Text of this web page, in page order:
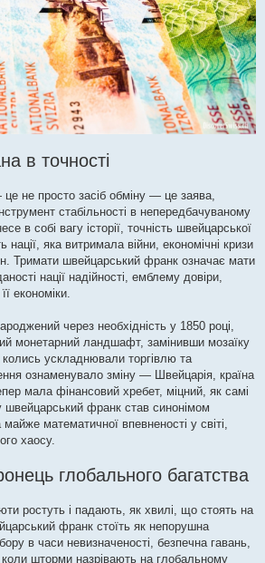
в точності
не просто засіб обміну — це заява,
стабільності в непередбачуваному
в собі вагу історії, точність швейцарської
нації, яка витримала війни, економічні кризи
Тримати швейцарський франк означає мати
нації надійності, емблему довіри,
економіки.
через необхідність у 1850 році,
монетарний ландшафт, замінивши мозаїку
колись ускладнювали торгівлю та
ознаменувало зміну — Швейцарія, країна
мала фінансовий хребет, міцний, як самі
франк став синонімом
математичної впевненості у світі,
хаосу.
глобального багатства
ростуть і падають, як хвилі, що стоять на
франк стоїть як непорушна
в часи невизначеності, безпечна гавань,
шторми назрівають на глобальному